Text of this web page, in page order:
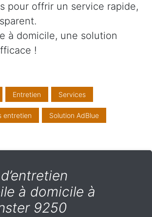
pour offrir un service rapide,
à domicile, une solution
!
Entretien Services
entretien Solution AdBlue
à domicile à
9250